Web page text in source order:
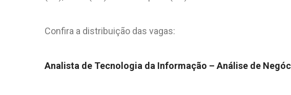
Confira a distribuição das vagas:
Analista de Tecnologia da Informação – Análise de